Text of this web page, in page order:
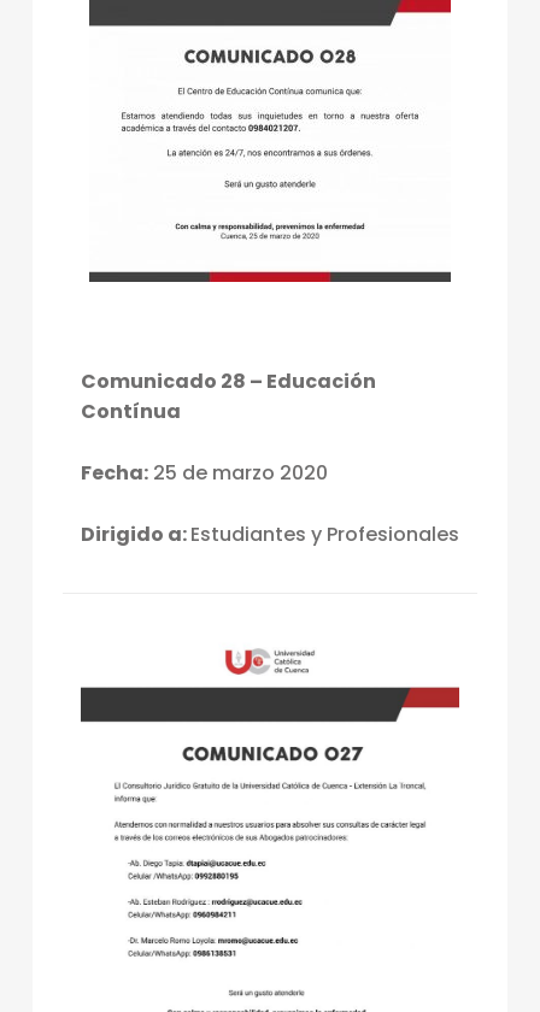
Comunicado 28 – Educación
Contínua
Fecha:25 de marzo 2020
Dirigido a:Estudiantes y Profesionales